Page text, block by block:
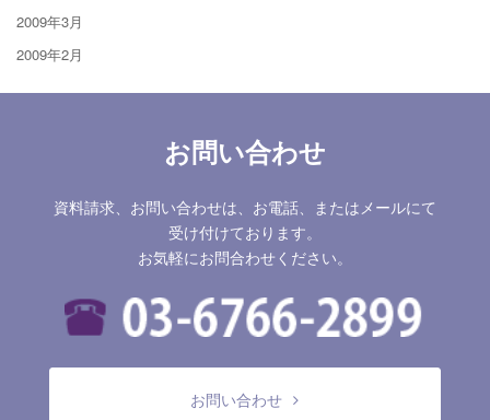
2009年3月
2009年2月
お問い合わせ
資料請求、お問い合わせは、お電話、またはメールにて
受け付けております。
お気軽にお問合わせください。
お問い合わせ